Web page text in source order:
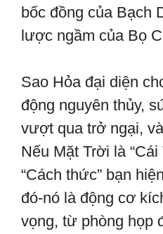
bốc đồng của Bạch
lược ngầm của Bọ
Sao Hỏa đại diện
động nguyên thủy,
vượt qua trở ngại,
Nếu Mặt Trời là
“Cách thức” bạn
đó-nó là động cơ
vọng, từ phòng họp